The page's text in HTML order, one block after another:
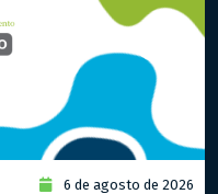
6 de agosto de 2026